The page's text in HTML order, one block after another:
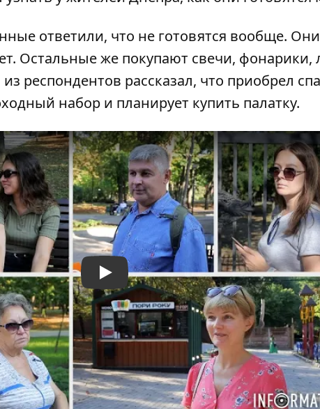
ответили, что не готовятся вообще.
Остальные же покупают свечи, фонарики,
из респондентов рассказал, что приобрел
набор и планирует купить палатку.
Play